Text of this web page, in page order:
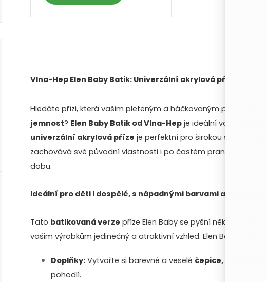
v
á
d
a
í
p
r
Vlna-Hep Elen Baby Batik: Univerzální akrylová příze s
Hledáte přízi, která vašim pleteným a háčkovaným projektům
jemnost? Elen Baby Batik od Vlna-Hep je ideální volbou!
univerzální akrylová příze je perfektní pro širokou škálu
zachovává své původní vlastnosti i po častém praní, což
dobu.
Ideální pro děti i dospělé, s nápadnými barvami a
Tato batikovaná verze příze Elen Baby se pyšní několika
vašim výrobkům jedinečný a atraktivní vzhled. Elen Baby Batik je
Doplňky: Vytvořte si barevné a veselé čepice, nákrčníky
pohodlí.